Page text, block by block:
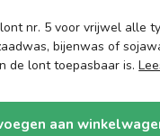
nr. 5 voor vrijwel alle
bijenwas of
de lont toepasbaar is.
aan